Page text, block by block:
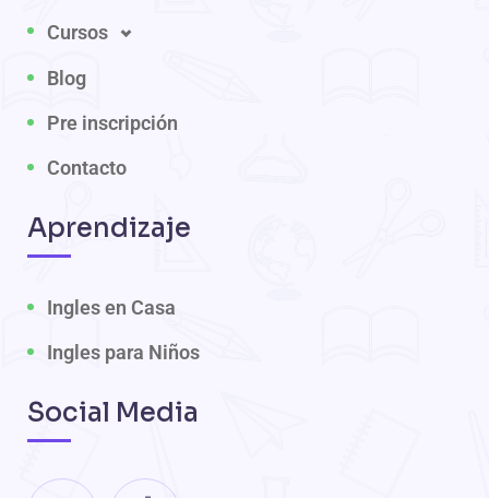
Cursos
Blog
Pre inscripción
Contacto
Aprendizaje
Ingles en Casa
Ingles para Niños
Social Media